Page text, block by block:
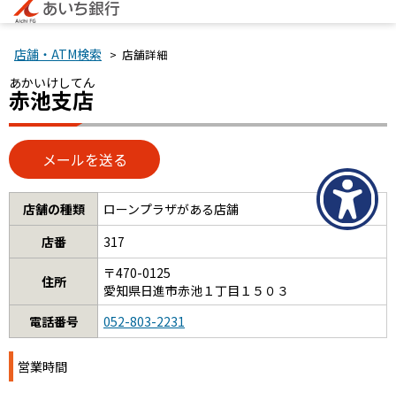
店舗・ATM検索 > 店舗詳細
あかいけしてん
赤池支店
店舗の種類
ローンプラザがある店舗
店番
317
住所
〒470-0125
愛知県日進市赤池１丁目１５０３
電話番号
052-803-2231
営業時間